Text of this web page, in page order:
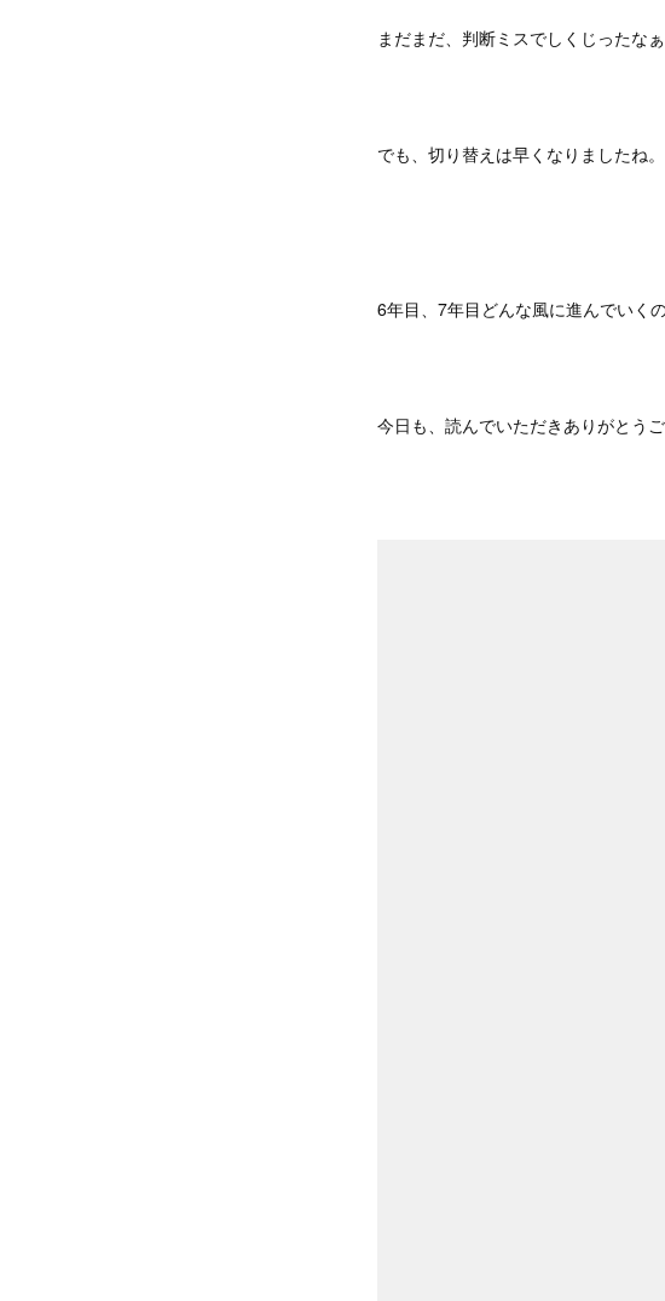
まだまだ、判断ミスでしくじったな
でも、切り替えは早くなりましたね。
6年目、7年目どんな風に進んでいく
今日も、読んでいただきありがとうご